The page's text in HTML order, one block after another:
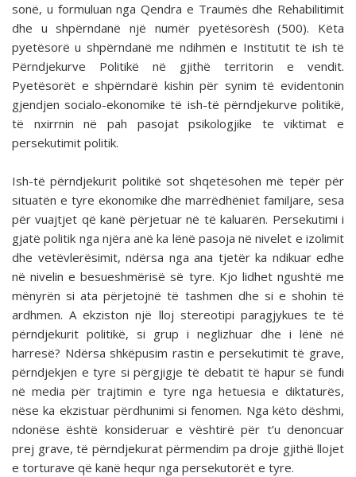
sonë, u formuluan nga Qendra e Traumës dhe Rehabilitimit
dhe u shpërndanë një numër pyetësorësh (500). Këta
pyetësorë u shpërndanë me ndihmën e Institutit të ish të
Përndjekurve Politikë në gjithë territorin e vendit.
Pyetësorët e shpërndarë kishin për synim të evidentonin
gjendjen socialo-ekonomike të ish-të përndjekurve politikë,
të nxirrnin në pah pasojat psikologjike te viktimat e
persekutimit politik.
Ish-të përndjekurit politikë sot shqetësohen më tepër për
situatën e tyre ekonomike dhe marrëdhëniet familjare, sesa
për vuajtjet që kanë përjetuar në të kaluarën. Persekutimi i
gjatë politik nga njëra anë ka lënë pasoja në nivelet e izolimit
dhe vetëvlerësimit, ndërsa nga ana tjetër ka ndikuar edhe
në nivelin e besueshmërisë së tyre. Kjo lidhet ngushtë me
mënyrën si ata përjetojnë të tashmen dhe si e shohin të
ardhmen. A ekziston një lloj stereotipi paragjykues te të
përndjekurit politikë, si grup i neglizhuar dhe i lënë në
harresë? Ndërsa shkëpusim rastin e persekutimit të grave,
përndjekjen e tyre si përgjigje të debatit të hapur së fundi
në media për trajtimin e tyre nga hetuesia e diktaturës,
nëse ka ekzistuar përdhunimi si fenomen. Nga këto dëshmi,
ndonëse është konsideruar e vështirë për t’u denoncuar
prej grave, të përndjekurat përmendim pa droje gjithë llojet
e torturave që kanë hequr nga persekutorët e tyre.